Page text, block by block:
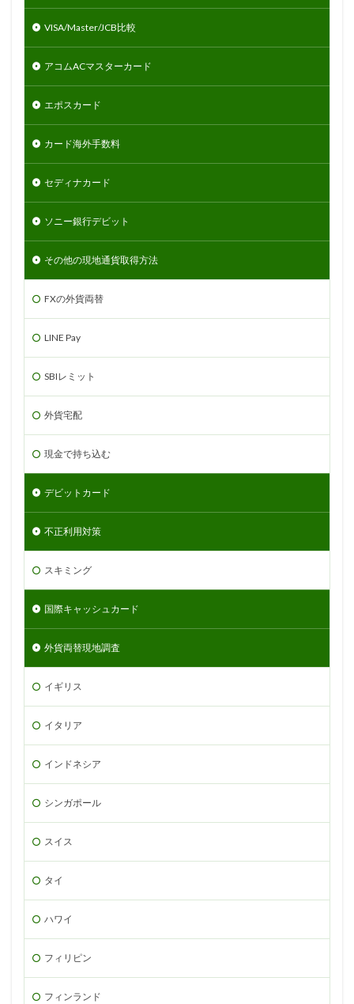
VISA/Master/JCB比較
アコムACマスターカード
エポスカード
カード海外手数料
セディナカード
ソニー銀行デビット
その他の現地通貨取得方法
FXの外貨両替
LINE Pay
SBIレミット
外貨宅配
現金で持ち込む
デビットカード
不正利用対策
スキミング
国際キャッシュカード
外貨両替現地調査
イギリス
イタリア
インドネシア
シンガポール
スイス
タイ
ハワイ
フィリピン
フィンランド